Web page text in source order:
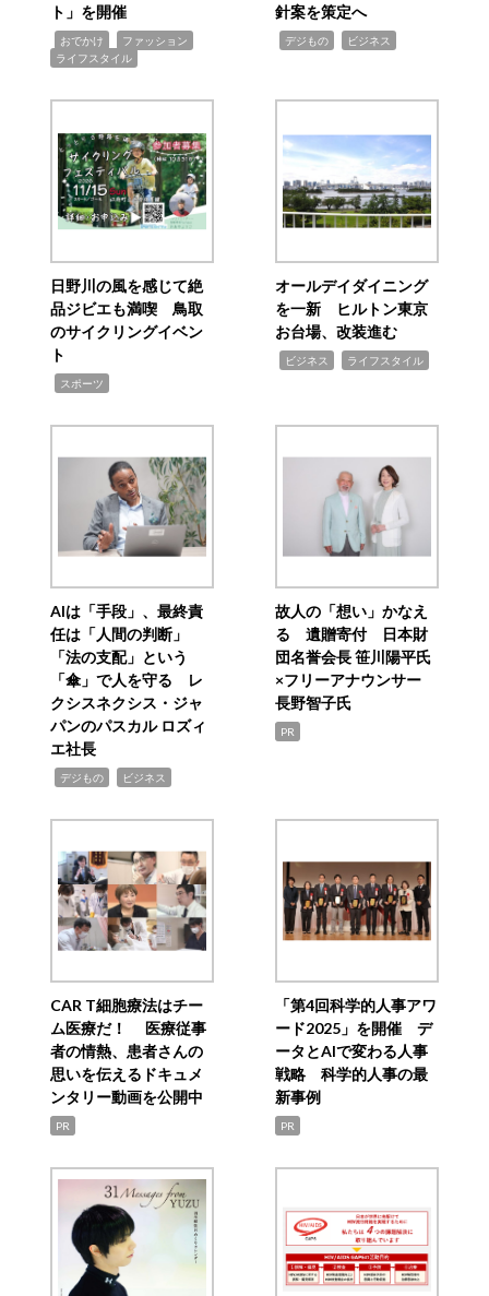
ト」を開催
おでかけ ファッション
ライフスタイル
針案を策定へ
デジもの ビジネス
日野川の風を感じて絶
品ジビエも満喫 鳥取
のサイクリングイベン
ト
スポーツ
オールデイダイニング
を一新 ヒルトン東京
お台場、改装進む
ビジネス ライフスタイル
AIは「手段」、最終責
任は「人間の判断」
「法の支配」という
「傘」で人を守る レ
クシスネクシス・ジャ
パンのパスカル ロズィ
エ社長
デジもの ビジネス
故人の「想い」かなえ
る 遺贈寄付 日本財
団名誉会長 笹川陽平氏
×フリーアナウンサー
長野智子氏
PR
CAR T細胞療法はチー
ム医療だ！ 医療従事
者の情熱、患者さんの
思いを伝えるドキュメ
ンタリー動画を公開中
PR
「第4回科学的人事アワ
ード2025」を開催 デ
ータとAIで変わる人事
戦略 科学的人事の最
新事例
PR